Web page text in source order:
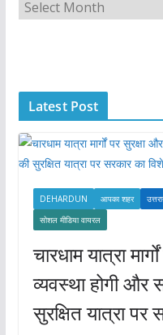
r
e
s
Latest Post
DEHARDUN आपका शहर
सोशल मीडिया वायरल
चारधाम यात्रा
व्यवस्था होगी
सुरक्षित यात्रा